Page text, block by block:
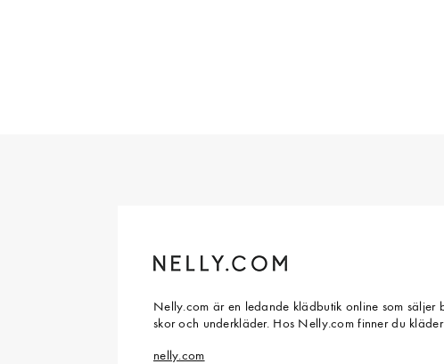
Nelly.com är en ledande klädbutik online som säljer
skor och underkläder. Hos Nelly.com finner du
nelly.com